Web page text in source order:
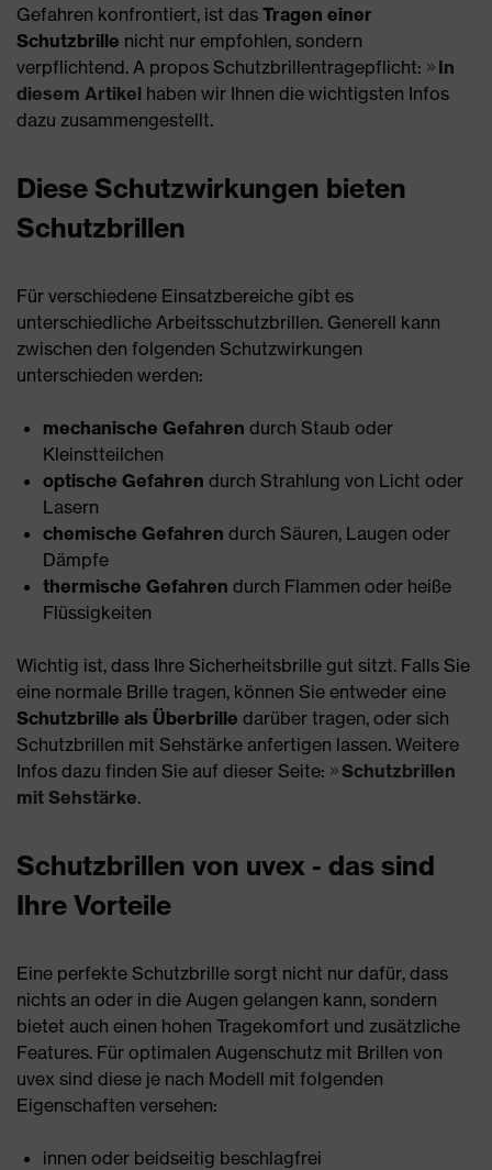
Gefahren konfrontiert, ist das Tragen einer
Schutzbrille nicht nur empfohlen, sondern
verpflichtend. A propos Schutzbrillentragepflicht:
In
diesem Artikel haben wir Ihnen die wichtigsten Infos
dazu zusammengestellt.
Diese Schutzwirkungen bieten
Schutzbrillen
Für verschiedene Einsatzbereiche gibt es
unterschiedliche Arbeitsschutzbrillen. Generell kann
zwischen den folgenden Schutzwirkungen
unterschieden werden:
mechanische Gefahren durch Staub oder
Kleinstteilchen
optische Gefahren durch Strahlung von Licht oder
Lasern
chemische Gefahren durch Säuren, Laugen oder
Dämpfe
thermische Gefahren durch Flammen oder heiße
Flüssigkeiten
Wichtig ist, dass Ihre Sicherheitsbrille gut sitzt. Falls Sie
eine normale Brille tragen, können Sie entweder eine
Schutzbrille als Überbrille darüber tragen, oder sich
Schutzbrillen mit Sehstärke anfertigen lassen. Weitere
Infos dazu finden Sie auf dieser Seite:
Schutzbrillen
mit Sehstärke.
Schutzbrillen von uvex - das sind
Ihre Vorteile
Eine perfekte Schutzbrille sorgt nicht nur dafür, dass
nichts an oder in die Augen gelangen kann, sondern
bietet auch einen hohen Tragekomfort und zusätzliche
Features. Für optimalen Augenschutz mit Brillen von
uvex sind diese je nach Modell mit folgenden
Eigenschaften versehen:
innen oder beidseitig beschlagfrei